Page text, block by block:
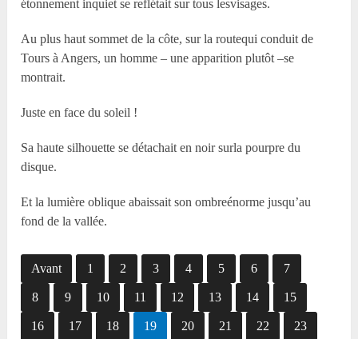
étonnement inquiet se reflétait sur tous lesvisages.
Au plus haut sommet de la côte, sur la routequi conduit de
Tours à Angers, un homme – une apparition plutôt –se
montrait.
Juste en face du soleil !
Sa haute silhouette se détachait en noir surla pourpre du
disque.
Et la lumière oblique abaissait son ombreénorme jusqu’au
fond de la vallée.
Avant 1 2 3 4 5 6 7
8 9 10 11 12 13 14 15
16 17 18 19 20 21 22 23